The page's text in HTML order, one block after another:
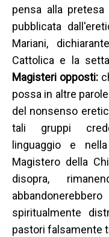
pensa alla
pubblicata
Mariani,
Cattolica e la
Magisteri opposti:
possa in altre
del nonsenso
tali gruppi
linguaggio e
Magistero della
disopra,
spiritualmente
pastori falsamente